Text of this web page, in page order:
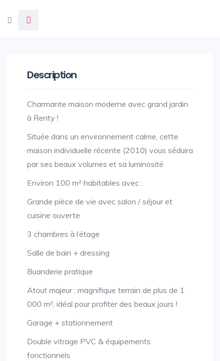
Description
Charmante maison moderne avec grand jardin
à Renty !
Située dans un environnement calme, cette
maison individuelle récente (2010) vous séduira
par ses beaux volumes et sa luminosité
Environ 100 m² habitables avec :
Grande pièce de vie avec salon / séjour et
cuisine ouverte
3 chambres à l’étage
Salle de bain + dressing
Buanderie pratique
Atout majeur : magnifique terrain de plus de 1
000 m², idéal pour profiter des beaux jours !
Garage + stationnement
Double vitrage PVC & équipements
fonctionnels